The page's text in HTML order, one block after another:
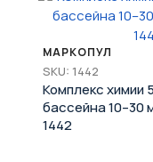
МАРКОПУЛ
SKU: 1442
Комплекс химии
бассейна 10–30
1442